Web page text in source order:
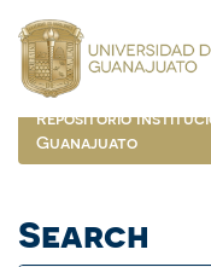
navigation
Repositorio
Guanajuato
Search